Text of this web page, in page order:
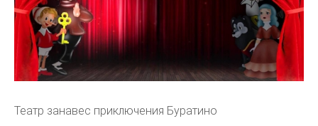
Театр занавес приключения Буратино